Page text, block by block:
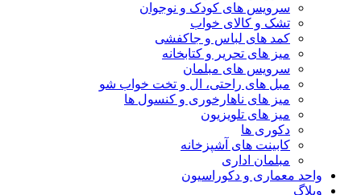
سرویس های کودک و نوجوان
تشک و کالای خواب
کمد های لباس و جاکفشی
میز های تحریر و کتابخانه
سرویس های مبلمان
مبل های راحتی، ال و تخت خواب شو
میز های ناهارخوری و کنسول ها
میز های تلویزیون
دکوری ها
کابینت های آشپزخانه
مبلمان اداری
واحد معماری و دکوراسیون
وبلاگ